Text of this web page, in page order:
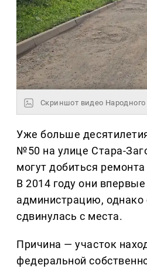
Скриншот видео
Уже больше
№50 на улице Стара-
могут добиться
В 2014 году они
администрацию, однако
сдвинулась с места.
Причина — участок
федеральной